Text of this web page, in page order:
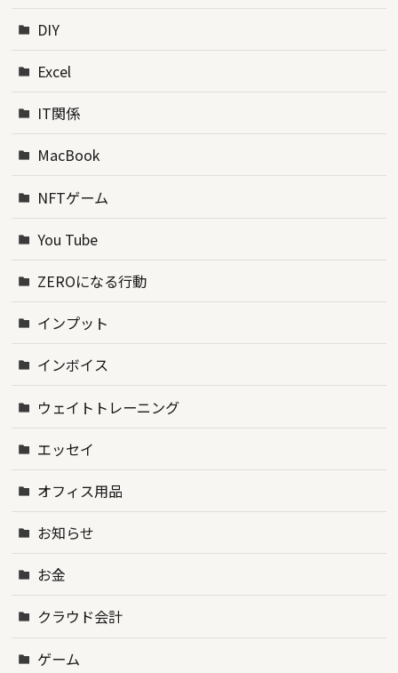
DIY
Excel
IT関係
MacBook
NFTゲーム
You Tube
ZEROになる行動
インプット
インボイス
ウェイトトレーニング
エッセイ
オフィス用品
お知らせ
お金
クラウド会計
ゲーム